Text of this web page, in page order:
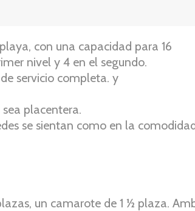
con una capacidad para 16
nivel y 4 en el segundo.
servicio completa. y
placentera.
se sientan como en la
un camarote de 1 ½ plaza.